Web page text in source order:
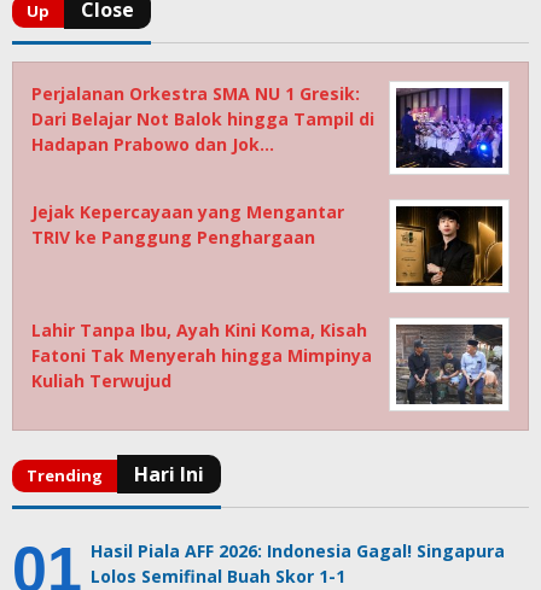
Perjalanan Orkestra SMA NU 1 Gresik:
Dari Belajar Not Balok hingga Tampil di
Hadapan Prabowo dan Jok…
Jejak Kepercayaan yang Mengantar
TRIV ke Panggung Penghargaan
Lahir Tanpa Ibu, Ayah Kini Koma, Kisah
Fatoni Tak Menyerah hingga Mimpinya
Kuliah Terwujud
Hasil Piala AFF 2026: Indonesia Gagal! Singapura
Lolos Semifinal Buah Skor 1-1